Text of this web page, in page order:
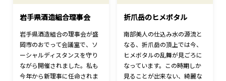
岩手県酒造組合理事会
岩手県酒造組合の理事会が盛
岡市のおでって会議室で、ソ
ーシャルディスタンスを守り
ながら開催されました。私も
今年から新理事に任命されま
折爪岳のヒメボタル
南部美人の仕込み水の源流と
なる、折爪岳の頂上では今、
ヒメボタルの乱舞が見ごろに
なっています。この時期しか
見ることが出来ない、綺麗な